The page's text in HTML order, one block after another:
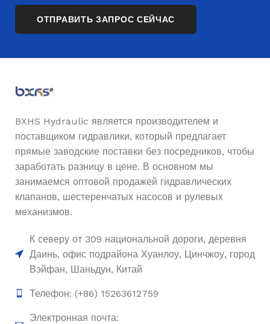
BXHS Hydraulic является производителем и
поставщиком гидравлики, который предлагает
прямые заводские поставки без посредников, чтобы
заработать разницу в цене. В основном мы
занимаемся оптовой продажей гидравлических
клапанов, шестеренчатых насосов и рулевых
механизмов.
К северу от 309 национальной дороги, деревня
Даинь, офис подрайона Хуанлоу, Цинчжоу, город
Вэйфан, Шаньдун, Китай
Телефон: (+86) 15263612759
Электронная почта: